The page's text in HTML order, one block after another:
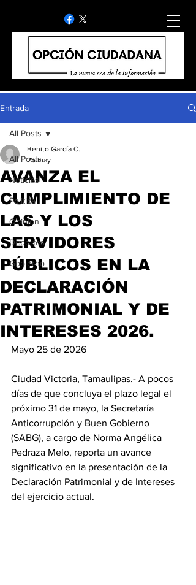
Entrada
All Posts
Noticias
Politica
Opinion
Deportes
Gobierno
All Posts
AVANZA EL
CUMPLIMIENTO DE
LAS Y LOS
SERVIDORES
PÚBLICOS EN LA
DECLARACIÓN
PATRIMONIAL Y DE
INTERESES 2026.
Benito García C.
25 may
Mayo 25 de 2026
Ciudad Victoria, Tamaulipas.- A pocos
días de que concluya el plazo legal el
próximo 31 de mayo, la Secretaría
Anticorrupción y Buen Gobierno
(SABG), a cargo de Norma Angélica
Pedraza Melo, reporta un avance
significativo en la presentación de la
Declaración Patrimonial y de Intereses
del ejercicio actual.